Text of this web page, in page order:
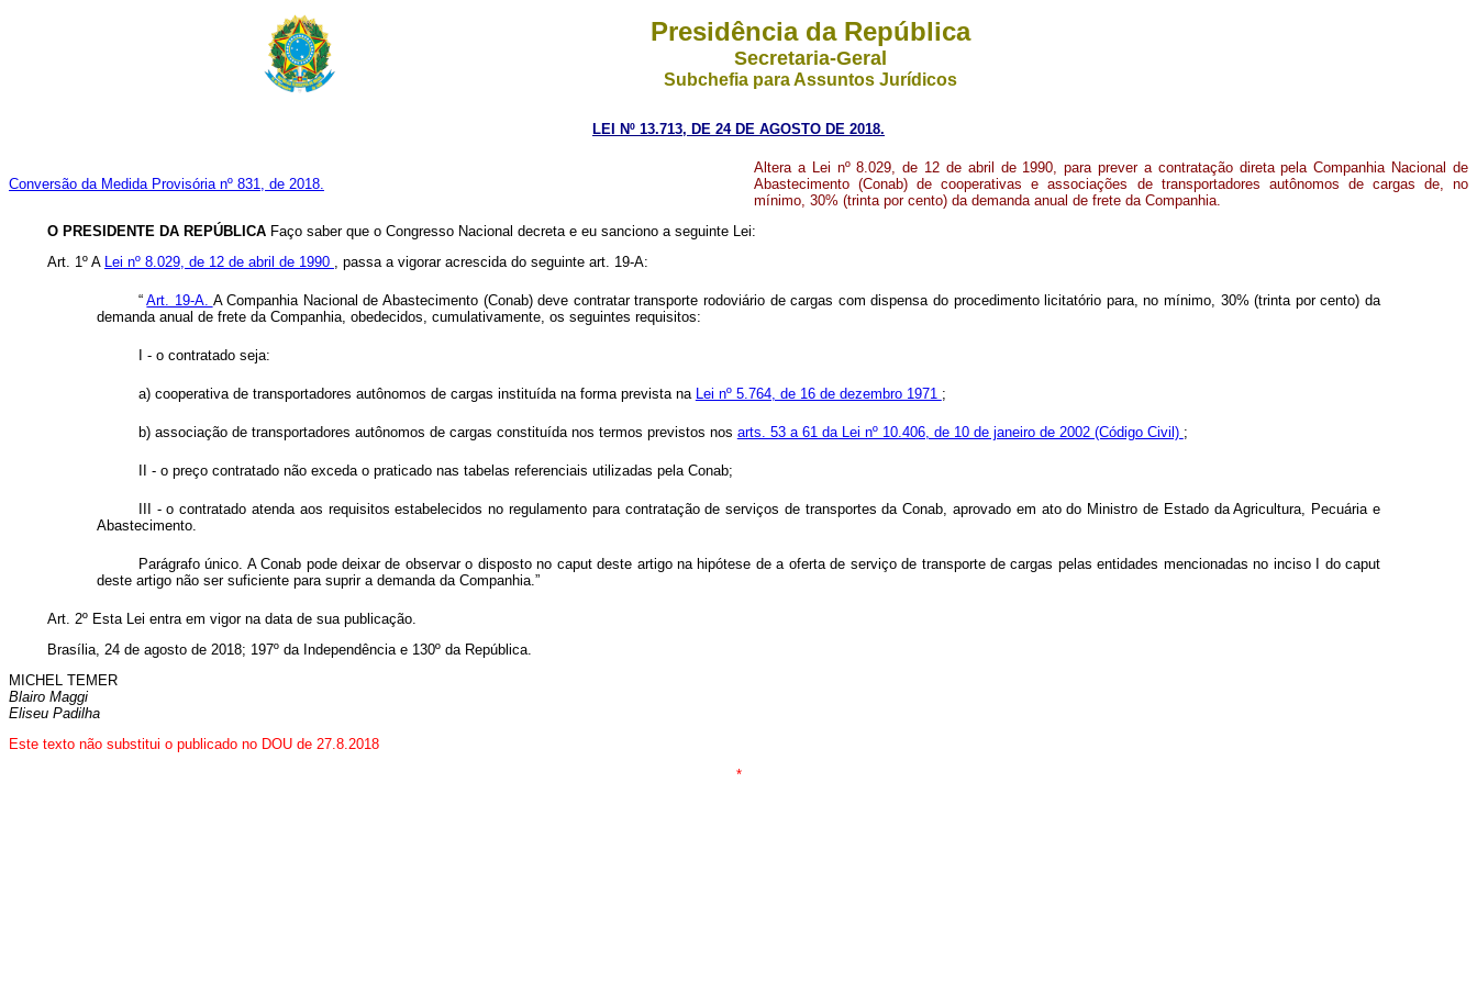
Presidência da República
Secretaria-Geral
Subchefia para Assuntos Jurídicos
LEI Nº 13.713, DE 24 DE AGOSTO DE 2018.
Conversão da Medida Provisória nº 831, de 2018.
Altera a Lei nº 8.029, de 12 de abril de 1990, para prever a contratação direta pela Companhia Nacional de
Abastecimento (Conab) de cooperativas e associações de transportadores autônomos de cargas de, no
mínimo, 30% (trinta por cento) da demanda anual de frete da Companhia.
O PRESIDENTE DA REPÚBLICA Faço saber que o Congresso Nacional decreta e eu sanciono a seguinte Lei:
Art. 1º A Lei nº 8.029, de 12 de abril de 1990 , passa a vigorar acrescida do seguinte art. 19-A:
“Art. 19-A. A Companhia Nacional de Abastecimento (Conab) deve contratar transporte rodoviário de cargas com dispensa do procedimento licitatório para, no mínimo, 30% (trinta por cento) da
demanda anual de frete da Companhia, obedecidos, cumulativamente, os seguintes requisitos:
I - o contratado seja:
a) cooperativa de transportadores autônomos de cargas instituída na forma prevista na Lei nº 5.764, de 16 de dezembro 1971 ;
b) associação de transportadores autônomos de cargas constituída nos termos previstos nos arts. 53 a 61 da Lei nº 10.406, de 10 de janeiro de 2002 (Código Civil) ;
II - o preço contratado não exceda o praticado nas tabelas referenciais utilizadas pela Conab;
III - o contratado atenda aos requisitos estabelecidos no regulamento para contratação de serviços de transportes da Conab, aprovado em ato do Ministro de Estado da Agricultura, Pecuária e
Abastecimento.
Parágrafo único. A Conab pode deixar de observar o disposto no caputdeste artigo na hipótese de a oferta de serviço de transporte de cargas pelas entidades mencionadas no inciso I docaput
deste artigo não ser suficiente para suprir a demanda da Companhia.”
Art. 2º Esta Lei entra em vigor na data de sua publicação.
Brasília, 24 de agosto de 2018; 197º da Independência e 130º da República.
MICHEL TEMER
Blairo Maggi
Eliseu Padilha
Este texto não substitui o publicado no DOU de 27.8.2018
*